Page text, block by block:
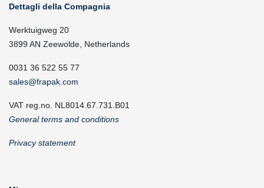
Dettagli della Compagnia
Werktuigweg 20
3899 AN Zeewolde, Netherlands
0031 36 522 55 77
sales@frapak.com
VAT reg.no. NL8014.67.731.B01
General terms and conditions
Privacy statement